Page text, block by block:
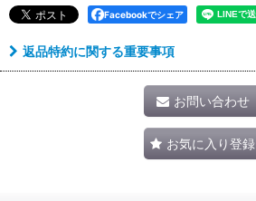
Facebookでシェア
返品特約に関する重要事項
お問い合わせ
お気に入り登録